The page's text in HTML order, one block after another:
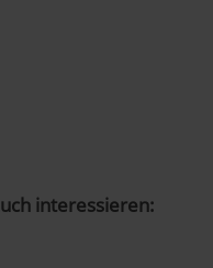
interessieren: